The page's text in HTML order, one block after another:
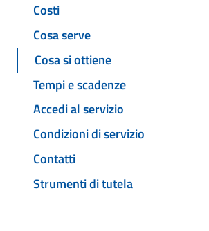
Costi
Cosa serve
Cosa si ottiene
Tempi e scadenze
Accedi al servizio
Condizioni di servizio
Contatti
Strumenti di tutela